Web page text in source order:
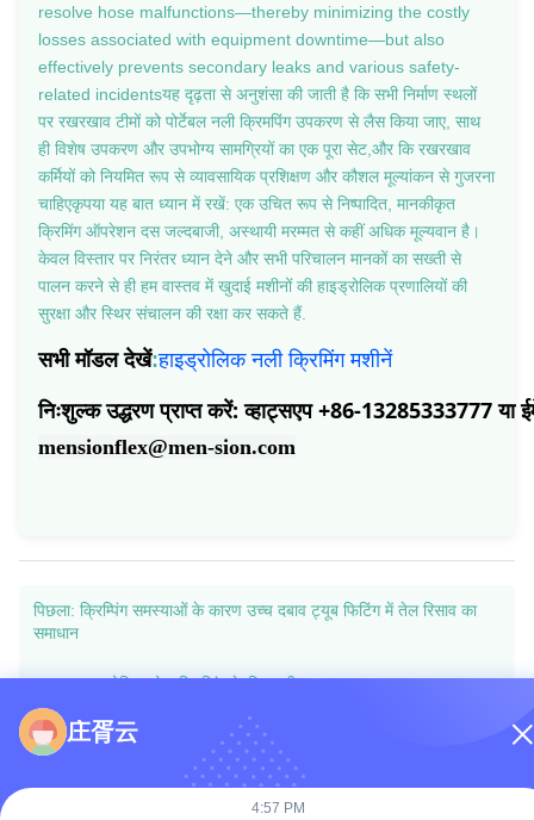
resolve hose malfunctions—thereby minimizing the costly
losses associated with equipment downtime—but also
effectively prevents secondary leaks and various safety-
related incidentsयह दृढ़ता से अनुशंसा की जाती है कि सभी निर्माण स्थलों
पर रखरखाव टीमों को पोर्टेबल नली क्रिमपिंग उपकरण से लैस किया जाए, साथ
ही विशेष उपकरण और उपभोग्य सामग्रियों का एक पूरा सेट,और कि रखरखाव
कर्मियों को नियमित रूप से व्यावसायिक प्रशिक्षण और कौशल मूल्यांकन से गुजरना
चाहिएकृपया यह बात ध्यान में रखें: एक उचित रूप से निष्पादित, मानकीकृत
क्रिमिंग ऑपरेशन दस जल्दबाजी, अस्थायी मरम्मत से कहीं अधिक मूल्यवान है।
केवल विस्तार पर निरंतर ध्यान देने और सभी परिचालन मानकों का सख्ती से
पालन करने से ही हम वास्तव में खुदाई मशीनों की हाइड्रोलिक प्रणालियों की
सुरक्षा और स्थिर संचालन की रक्षा कर सकते हैं.
सभी मॉडल देखें:हाइड्रोलिक नली क्रिमिंग मशीनें
निःशुल्क उद्धरण प्राप्त करें: व्हाट्सएप +86-13285333777 या
mensionflex@men-sion.com
पिछला: क्रिम्पिंग समस्याओं के कारण उच्च दबाव ट्यूब फिटिंग में तेल रिसाव का
समाधान
अगला: हाइड्रोलिक होज़ क्रिम्पिंग के लिए नवीनतम मानक
होम हमारे बारे मेंफैक्टरी यात्रा
सामान्य प्रश्नोत्तर
庄胥云
4:57 PM